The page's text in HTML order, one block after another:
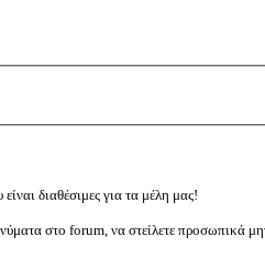
διαθέσιμες για τα μέλη μας!
στο forum, να στείλετε